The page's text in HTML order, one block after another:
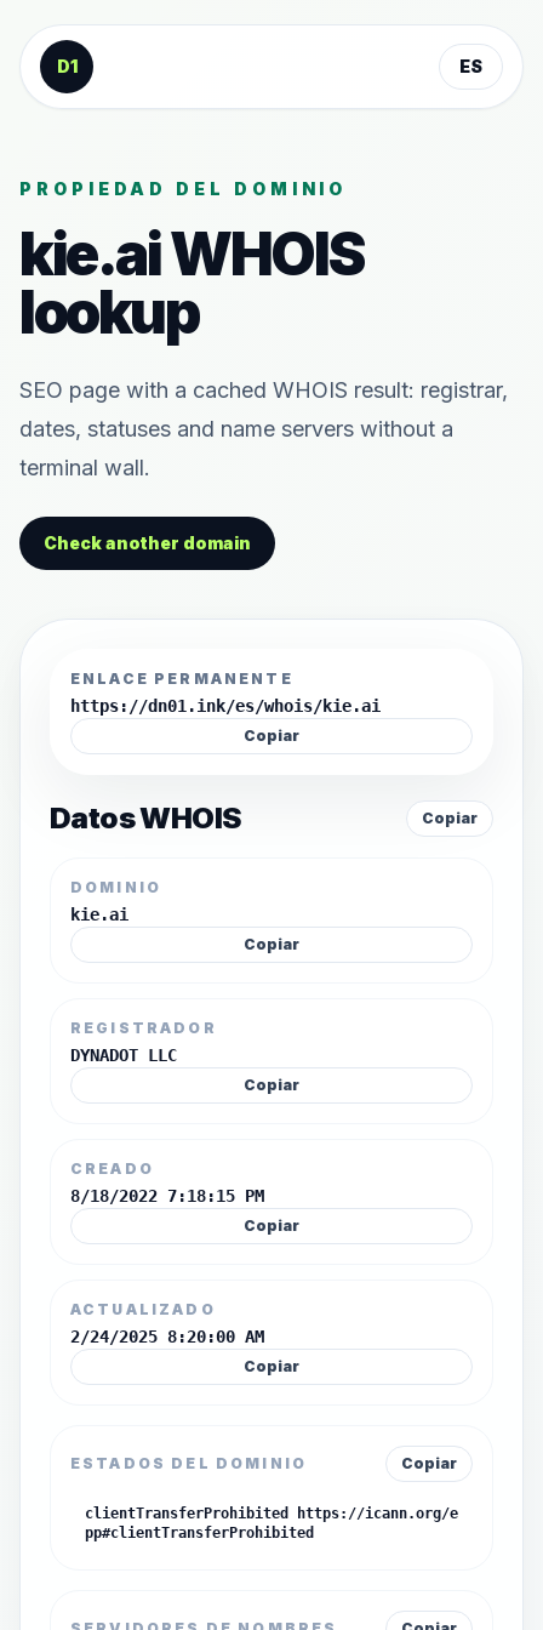
Saltar al contenido
D1
ES
PROPIEDAD DEL DOMINIO
kie.aiWHOIS
lookup
SEO page with a cached WHOIS result: registrar,
dates, statuses and name servers without a
terminal wall.
Check another domain
ENLACE PERMANENTE
https://dn01.ink/es/whois/kie.ai
Copiar
Datos WHOIS Copiar
DOMINIO
kie.ai
Copiar
REGISTRADOR
DYNADOT LLC
Copiar
CREADO
8/18/2022 7:18:15 PM
Copiar
ACTUALIZADO
2/24/2025 8:20:00 AM
Copiar
ESTADOS DEL DOMINIO Copiar
clientTransferProhibited https://icann.org/e
pp#clientTransferProhibited